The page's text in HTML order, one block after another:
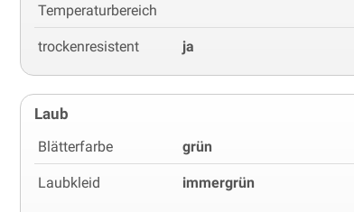
Temperaturbereich
trockenresistent ja
Laub
Blätterfarbe grün
Laubkleid immergrün